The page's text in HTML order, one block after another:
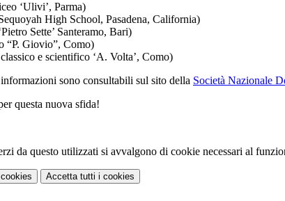
‘Ulivi’, Parma)
High School, Pasadena, California)
Sette’ Santeramo, Bari)
“P. Giovio”, Como)
e scientifico ‘A. Volta’, Como)
sono consultabili sul sito della Società Nazionale
questa nuova sfida!
da questo utilizzati si avvalgono di cookie necessari al
Accetta tutti i cookies